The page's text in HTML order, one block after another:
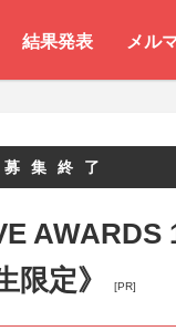
結果発表 メル
募集終了
AWARDS
限定》
[PR]